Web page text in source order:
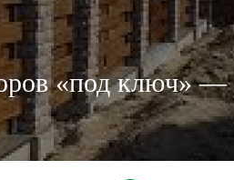
«под ключ» —